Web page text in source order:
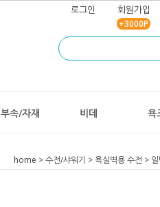
로그인 회원가입
+3000P
부속/자재 비데 욕
home >수전/샤워기 >욕실벽용 수전 >